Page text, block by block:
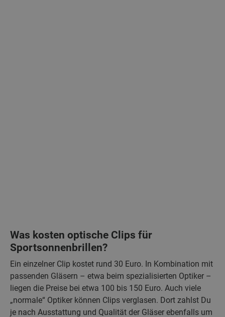
Was kosten optische Clips für
Sportsonnenbrillen?
Ein einzelner Clip kostet rund 30 Euro. In Kombination mit
passenden Gläsern – etwa beim spezialisierten Optiker –
liegen die Preise bei etwa 100 bis 150 Euro. Auch viele
„normale“ Optiker können Clips verglasen. Dort zahlst Du
je nach Ausstattung und Qualität der Gläser ebenfalls um